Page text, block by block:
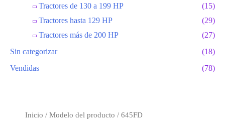
Tractores de 130 a 199 HP
(15)
Tractores hasta 129 HP
(29)
Tractores más de 200 HP
(27)
Sin categorizar
(18)
Vendidas
(78)
Inicio / Modelo del producto / 645FD